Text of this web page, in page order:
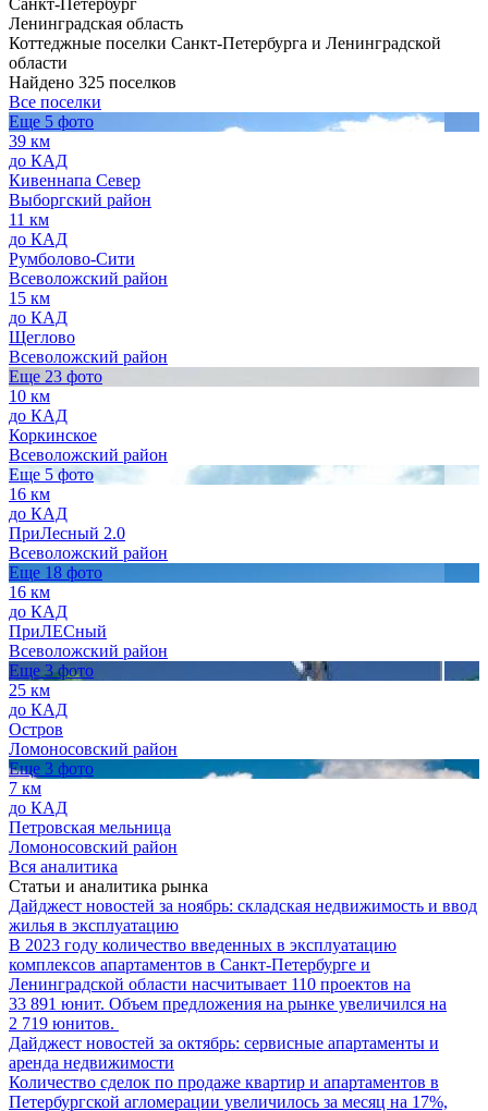
Ленинградская область
Коттеджные поселки Санкт-Петербурга и Ленинградской
области
Найдено 325 поселков
Все поселки
Еще 5 фото
39 км
до КАД
Кивеннапа Север
Выборгский район
11 км
до КАД
Румболово-Сити
Всеволожский район
15 км
до КАД
Щеглово
Всеволожский район
Еще 23 фото
10 км
до КАД
Коркинское
Всеволожский район
Еще 5 фото
16 км
до КАД
ПриЛесный 2.0
Всеволожский район
Еще 18 фото
16 км
до КАД
ПриЛЕСный
Всеволожский район
Еще 3 фото
25 км
до КАД
Остров
Ломоносовский район
Еще 3 фото
7 км
до КАД
Петровская мельница
Ломоносовский район
Вся аналитика
Статьи и аналитика рынка
Дайджест новостей за ноябрь: складская недвижимость и ввод
жилья в эксплуатацию
В 2023 году количество введенных в эксплуатацию
комплексов апартаментов в Санкт-Петербурге и
Ленинградской области насчитывает 110 проектов на
33 891 юнит. Объем предложения на рынке увеличился на
2 719 юнитов.
Дайджест новостей за октябрь: сервисные апартаменты и
аренда недвижимости
Количество сделок по продаже квартир и апартаментов в
Петербургской агломерации увеличилось за месяц на 17%,